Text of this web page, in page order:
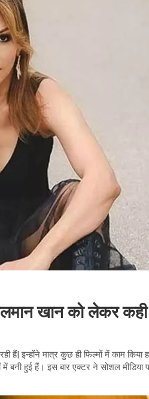
खान को लेकर
इन्होंने मात्र कुछ ही फिल्मों में काम किया
बनी हुई हैं। इस बार एक्टर ने सोशल मीडिया